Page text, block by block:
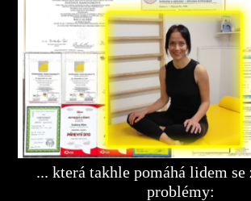
... která takhle pomáhá lidem
problémy: